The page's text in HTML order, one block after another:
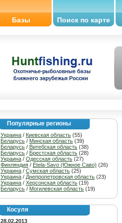
Базы Поиск по карте
Популярные регионы
Украина / Киевская область (55)
Беларусь / Минская область (39)
Беларусь / Витебская область (38)
Беларусь / Брестская область (28)
Украина / Одесская область (27)
Финляндия / Etela-Savo (Южное Саво) (26)
Украина / Сумская область (25)
Украина / Днепропетровская область (23)
Украина / Херсонская область (19)
Беларусь / Могилевская область (19)
Косуля
28.02.2013